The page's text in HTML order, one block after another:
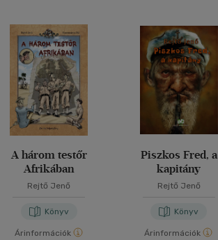
A három testőr
Afrikában
Rejtő Jenő
Könyv
Árinformációk
Piszkos Fred, a
kapitány
Rejtő Jenő
Könyv
Árinformációk